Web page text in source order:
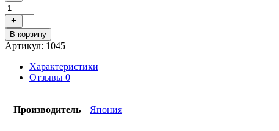
Количество
товара
Крючок
для
вязания
ручкой
Clover
Crochet
Hook,
В корзину
Артикул: 1045
Характеристики
Отзывы 0
Производитель Япония